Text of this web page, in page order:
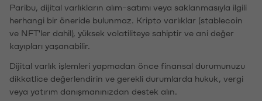
Paribu, dijital varlıkların alım-satımı veya saklanmasıyla ilgili
herhangi bir öneride bulunmaz. Kripto varlıklar (stablecoin
ve NFT'ler dahil), yüksek volatiliteye sahiptir ve ani değer
kayıpları yaşanabilir.
Dijital varlık işlemleri yapmadan önce finansal durumunuzu
dikkatlice değerlendirin ve gerekli durumlarda hukuk, vergi
veya yatırım danışmanınızdan destek alın.